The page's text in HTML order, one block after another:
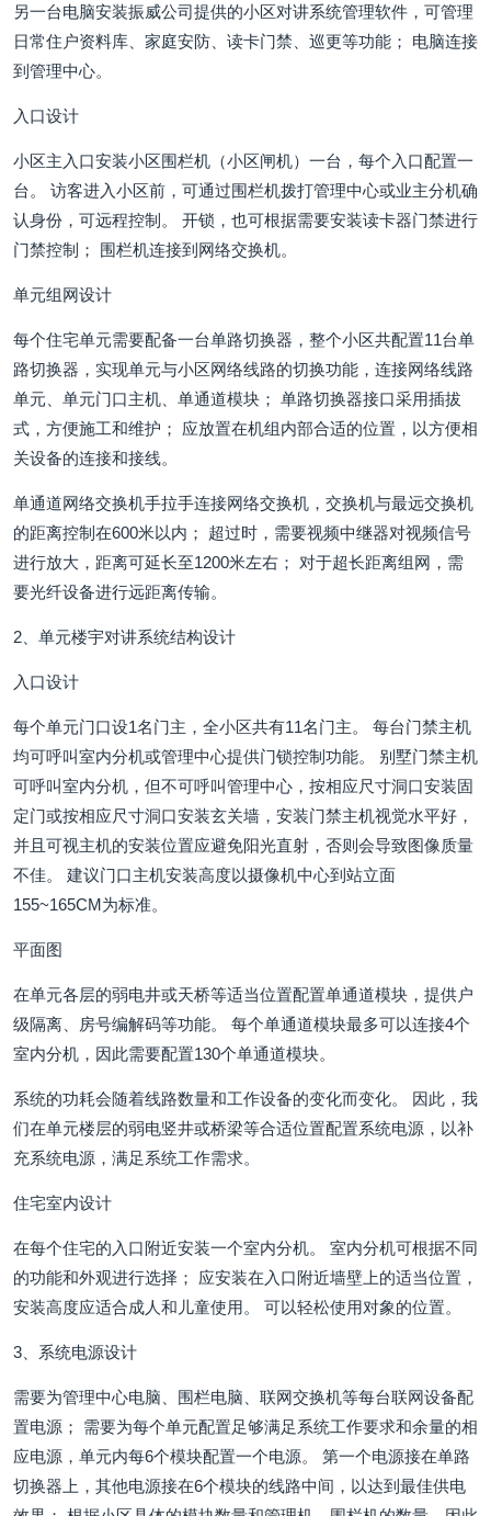
另一台电脑安装振威公司提供的小区对讲系统管理软件，可管理
日常住户资料库、家庭安防、读卡门禁、巡更等功能； 电脑连接
到管理中心。
入口设计
小区主入口安装小区围栏机（小区闸机）一台，每个入口配置一
台。 访客进入小区前，可通过围栏机拨打管理中心或业主分机确
认身份，可远程控制。 开锁，也可根据需要安装读卡器门禁进行
门禁控制； 围栏机连接到网络交换机。
单元组网设计
每个住宅单元需要配备一台单路切换器，整个小区共配置11台单
路切换器，实现单元与小区网络线路的切换功能，连接网络线路
单元、单元门口主机、单通道模块； 单路切换器接口采用插拔
式，方便施工和维护； 应放置在机组内部合适的位置，以方便相
关设备的连接和接线。
单通道网络交换机手拉手连接网络交换机，交换机与最远交换机
的距离控制在600米以内； 超过时，需要视频中继器对视频信号
进行放大，距离可延长至1200米左右； 对于超长距离组网，需
要光纤设备进行远距离传输。
2、单元楼宇对讲系统结构设计
入口设计
每个单元门口设1名门主，全小区共有11名门主。 每台门禁主机
均可呼叫室内分机或管理中心提供门锁控制功能。 别墅门禁主机
可呼叫室内分机，但不可呼叫管理中心，按相应尺寸洞口安装固
定门或按相应尺寸洞口安装玄关墙，安装门禁主机视觉水平好，
并且可视主机的安装位置应避免阳光直射，否则会导致图像质量
不佳。 建议门口主机安装高度以摄像机中心到站立面
155~165CM为标准。
平面图
在单元各层的弱电井或天桥等适当位置配置单通道模块，提供户
级隔离、房号编解码等功能。 每个单通道模块最多可以连接4个
室内分机，因此需要配置130个单通道模块。
系统的功耗会随着线路数量和工作设备的变化而变化。 因此，我
们在单元楼层的弱电竖井或桥梁等合适位置配置系统电源，以补
充系统电源，满足系统工作需求。
住宅室内设计
在每个住宅的入口附近安装一个室内分机。 室内分机可根据不同
的功能和外观进行选择； 应安装在入口附近墙壁上的适当位置，
安装高度应适合成人和儿童使用。 可以轻松使用对象的位置。
3、系统电源设计
需要为管理中心电脑、围栏电脑、联网交换机等每台联网设备配
置电源； 需要为每个单元配置足够满足系统工作要求和余量的相
应电源，单元内每6个模块配置一个电源。 第一个电源接在单路
切换器上，其他电源接在6个模块的线路中间，以达到最佳供电